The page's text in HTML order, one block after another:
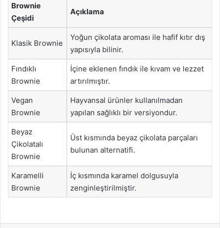
Brownie
Çeşidi
Açıklama
Klasik Brownie
Yoğun çikolata aroması ile hafif kıtır dış
yapısıyla bilinir.
Fındıklı
Brownie
İçine eklenen fındık ile kıvam ve lezzet
artırılmıştır.
Vegan
Brownie
Hayvansal ürünler kullanılmadan
yapılan sağlıklı bir versiyondur.
Beyaz
Çikolatalı
Brownie
Üst kısmında beyaz çikolata parçaları
bulunan alternatifi.
Karamelli
Brownie
İç kısmında karamel dolgusuyla
zenginleştirilmiştir.